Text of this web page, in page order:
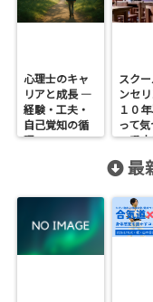
心理士のキャ
リアと成長 ―
経験・工夫・
自己覚知の循
環
スク
ンセ
１０
って
一番
最